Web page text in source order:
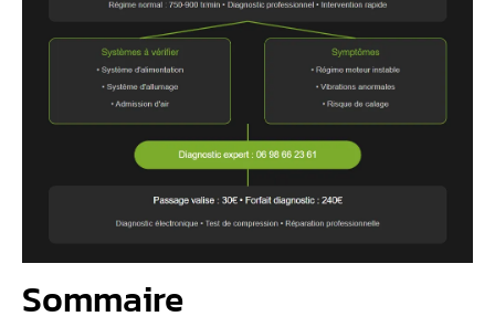
Sommaire